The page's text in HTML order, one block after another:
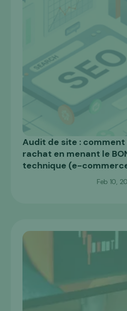
ACHETER
Audit de site :
rachat en menant le
technique (e-
Feb 10,